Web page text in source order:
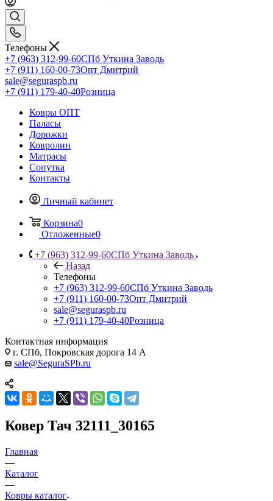
Телефоны
+7 (963) 312-99-60СПб Уткина Заводь
+7 (911) 160-00-73Опт Дмитрий
sale@seguraspb.ru
+7 (911) 179-40-40Розница
Ковры ОПТ
Паласы
Дорожки
Ковролин
Матрасы
Сопутка
Контакты
Личный кабинет
Корзина0
Отложенные0
+7 (963) 312-99-60СПб Уткина Заводь
Назад
Телефоны
+7 (963) 312-99-60СПб Уткина Заводь
+7 (911) 160-00-73Опт Дмитрий
sale@seguraspb.ru
+7 (911) 179-40-40Розница
Контактная информация
г. СПб, Покровская дорога 14 А
sale@SeguraSPb.ru
Ковер Тач 32111_30165
Главная
—
Каталог
—
Ковры каталог